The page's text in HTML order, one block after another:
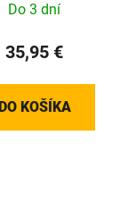
Do 3 dní
35,95 €
DO KOŠÍKA